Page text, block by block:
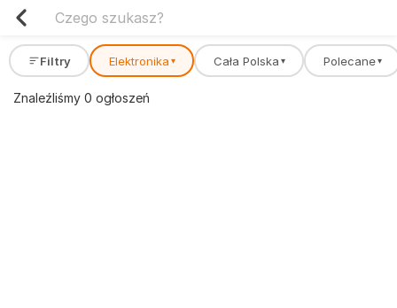
Filtry Elektronika ▾ Cała Polska ▾ Polecane ▾
Znaleźliśmy 0 ogłoszeń